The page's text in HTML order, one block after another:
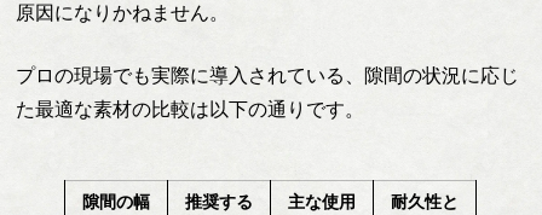
原因になりかねません。
プロの現場でも実際に導入されている、隙間の状況に応じ
た最適な素材の比較は以下の通りです。
隙間の幅
推奨する
主な使用
耐久性と